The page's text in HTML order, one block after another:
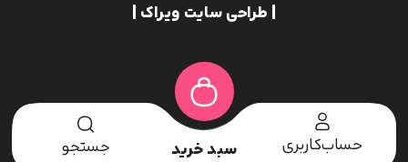
| طراحی سایت ویراک |
حساب‌کاربری سبد خرید جستجو